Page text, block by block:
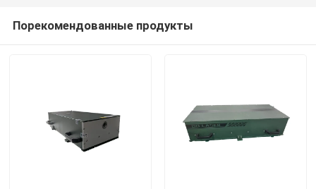
Порекомендованные продукты